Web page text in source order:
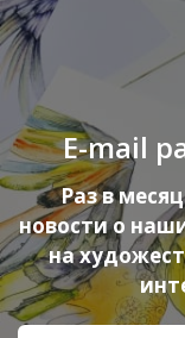
E-mail
Раз в
новости о
на